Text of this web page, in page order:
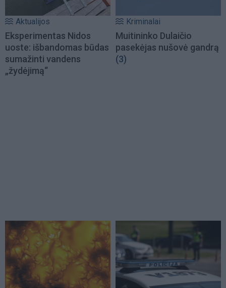
Aktualijos
Eksperimentas Nidos
uoste: išbandomas būdas
sumažinti vandens
„žydėjimą“
Kriminalai
Muitininko Dulaičio
pasekėjas nušovė gandrą
(3)